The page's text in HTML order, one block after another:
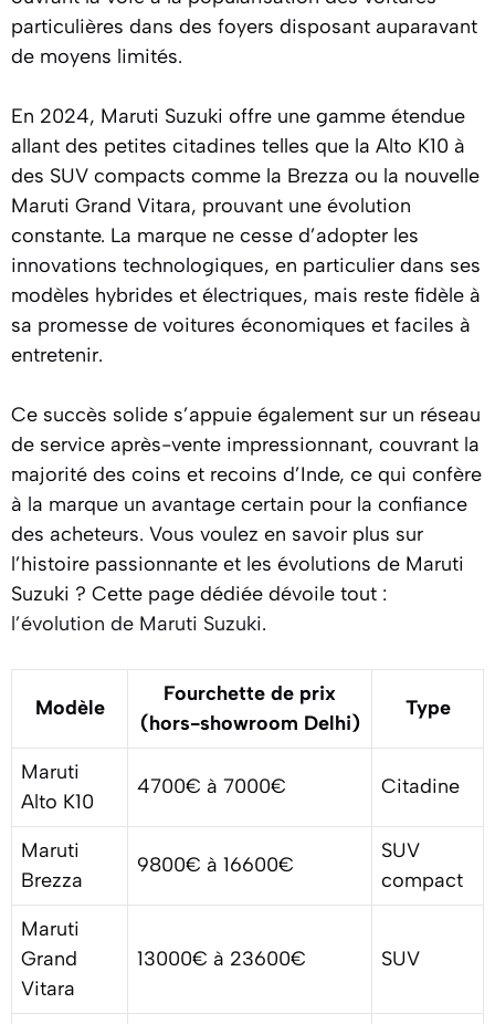
particulières dans des foyers disposant auparavant
de moyens limités.
En 2024, Maruti Suzuki offre une gamme étendue
allant des petites citadines telles que la Alto K10 à
des SUV compacts comme la Brezza ou la nouvelle
Maruti Grand Vitara, prouvant une évolution
constante. La marque ne cesse d’adopter les
innovations technologiques, en particulier dans ses
modèles hybrides et électriques, mais reste fidèle à
sa promesse de voitures économiques et faciles à
entretenir.
Ce succès solide s’appuie également sur un réseau
de service après-vente impressionnant, couvrant la
majorité des coins et recoins d’Inde, ce qui confère
à la marque un avantage certain pour la confiance
des acheteurs. Vous voulez en savoir plus sur
l’histoire passionnante et les évolutions de Maruti
Suzuki ? Cette page dédiée dévoile tout :
l’évolution de Maruti Suzuki.
Modèle
Fourchette de prix
(hors-showroom Delhi)
Type
Maruti
Alto K10
4700€ à 7000€ Citadine
Maruti
Brezza
9800€ à 16600€
SUV
compact
Maruti
Grand
Vitara
13000€ à 23600€ SUV